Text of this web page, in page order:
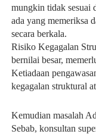
mungkin tidak sesuai
ada yang memeriksa
secara berkala.
Risiko Kegagalan
bernilai besar,
Ketiadaan
kegagalan struktural
Kemudian masalah
Sebab, konsultan